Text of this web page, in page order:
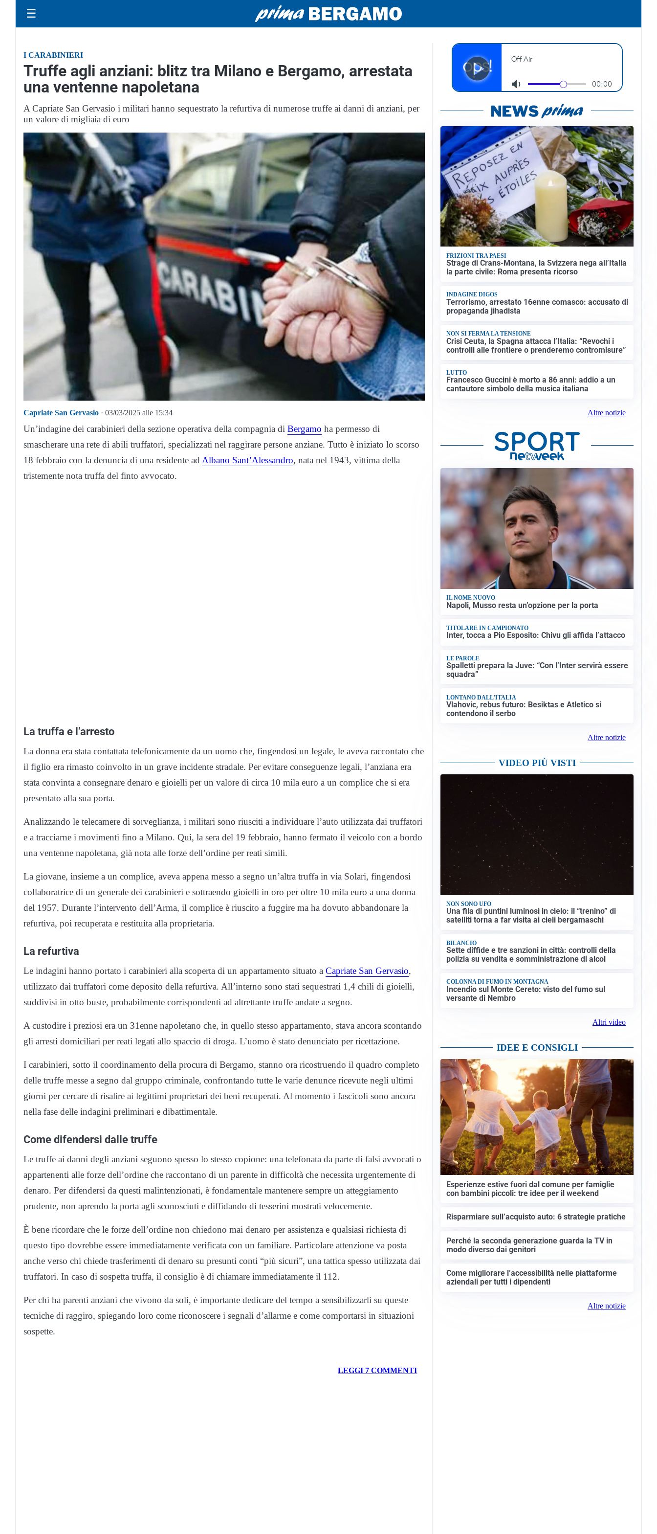
☰
I CARABINIERI
Truffe agli anziani: blitz tra Milano e Bergamo, arrestata
una ventenne napoletana
A Capriate San Gervasio i militari hanno sequestrato la refurtiva di numerose truffe ai danni di anziani, per
un valore di migliaia di euro
Capriate San Gervasio · 03/03/2025 alle 15:34
Un’indagine dei carabinieri della sezione operativa della compagnia di Bergamo ha permesso di
smascherare una rete di abili truffatori, specializzati nel raggirare persone anziane. Tutto è iniziato lo scorso
18 febbraio con la denuncia di una residente ad Albano Sant’Alessandro, nata nel 1943, vittima della
tristemente nota truffa del finto avvocato.
La truffa e l’arresto
La donna era stata contattata telefonicamente da un uomo che, fingendosi un legale, le aveva raccontato che
il figlio era rimasto coinvolto in un grave incidente stradale. Per evitare conseguenze legali, l’anziana era
stata convinta a consegnare denaro e gioielli per un valore di circa 10 mila euro a un complice che si era
presentato alla sua porta.
Analizzando le telecamere di sorveglianza, i militari sono riusciti a individuare l’auto utilizzata dai truffatori
e a tracciarne i movimenti fino a Milano. Qui, la sera del 19 febbraio, hanno fermato il veicolo con a bordo
una ventenne napoletana, già nota alle forze dell’ordine per reati simili.
La giovane, insieme a un complice, aveva appena messo a segno un’altra truffa in via Solari, fingendosi
collaboratrice di un generale dei carabinieri e sottraendo gioielli in oro per oltre 10 mila euro a una donna
del 1957. Durante l’intervento dell’Arma, il complice è riuscito a fuggire ma ha dovuto abbandonare la
refurtiva, poi recuperata e restituita alla proprietaria.
La refurtiva
Le indagini hanno portato i carabinieri alla scoperta di un appartamento situato a Capriate San Gervasio,
utilizzato dai truffatori come deposito della refurtiva. All’interno sono stati sequestrati 1,4 chili di gioielli,
suddivisi in otto buste, probabilmente corrispondenti ad altrettante truffe andate a segno.
A custodire i preziosi era un 31enne napoletano che, in quello stesso appartamento, stava ancora scontando
gli arresti domiciliari per reati legati allo spaccio di droga. L’uomo è stato denunciato per ricettazione.
I carabinieri, sotto il coordinamento della procura di Bergamo, stanno ora ricostruendo il quadro completo
delle truffe messe a segno dal gruppo criminale, confrontando tutte le varie denunce ricevute negli ultimi
giorni per cercare di risalire ai legittimi proprietari dei beni recuperati. Al momento i fascicoli sono ancora
nella fase delle indagini preliminari e dibattimentale.
Come difendersi dalle truffe
Le truffe ai danni degli anziani seguono spesso lo stesso copione: una telefonata da parte di falsi avvocati o
appartenenti alle forze dell’ordine che raccontano di un parente in difficoltà che necessita urgentemente di
denaro. Per difendersi da questi malintenzionati, è fondamentale mantenere sempre un atteggiamento
prudente, non aprendo la porta agli sconosciuti e diffidando di tesserini mostrati velocemente.
È bene ricordare che le forze dell’ordine non chiedono mai denaro per assistenza e qualsiasi richiesta di
questo tipo dovrebbe essere immediatamente verificata con un familiare. Particolare attenzione va posta
anche verso chi chiede trasferimenti di denaro su presunti conti “più sicuri”, una tattica spesso utilizzata dai
truffatori. In caso di sospetta truffa, il consiglio è di chiamare immediatamente il 112.
Per chi ha parenti anziani che vivono da soli, è importante dedicare del tempo a sensibilizzarli su queste
tecniche di raggiro, spiegando loro come riconoscere i segnali d’allarme e come comportarsi in situazioni
sospette.
LEGGI 7 COMMENTI
FRIZIONI TRA PAESI
Strage di Crans-Montana, la Svizzera nega all’Italia
la parte civile: Roma presenta ricorso
INDAGINE DIGOS
Terrorismo, arrestato 16enne comasco: accusato di
propaganda jihadista
NON SI FERMA LA TENSIONE
Crisi Ceuta, la Spagna attacca l’Italia: “Revochi i
controlli alle frontiere o prenderemo contromisure”
LUTTO
Francesco Guccini è morto a 86 anni: addio a un
cantautore simbolo della musica italiana
Altre notizie
IL NOME NUOVO
Napoli, Musso resta un’opzione per la porta
TITOLARE IN CAMPIONATO
Inter, tocca a Pio Esposito: Chivu gli affida l’attacco
LE PAROLE
Spalletti prepara la Juve: “Con l’Inter servirà essere
squadra”
LONTANO DALL'ITALIA
Vlahovic, rebus futuro: Besiktas e Atletico si
contendono il serbo
Altre notizie
VIDEO PIÙ VISTI
NON SONO UFO
Una fila di puntini luminosi in cielo: il “trenino” di
satelliti torna a far visita ai cieli bergamaschi
BILANCIO
Sette diffide e tre sanzioni in città: controlli della
polizia su vendita e somministrazione di alcol
COLONNA DI FUMO IN MONTAGNA
Incendio sul Monte Cereto: visto del fumo sul
versante di Nembro
Altri video
IDEE E CONSIGLI
Esperienze estive fuori dal comune per famiglie
con bambini piccoli: tre idee per il weekend
Risparmiare sull’acquisto auto: 6 strategie pratiche
Perché la seconda generazione guarda la TV in
modo diverso dai genitori
Come migliorare l’accessibilità nelle piattaforme
aziendali per tutti i dipendenti
Altre notizie